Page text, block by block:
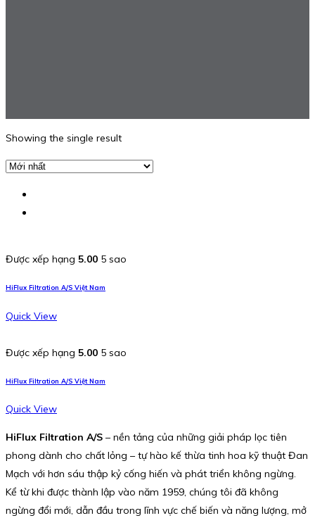
Showing the single result
Được xếp hạng 5.00 5 sao
HiFlux Filtration A/S Việt Nam
Quick View
Được xếp hạng 5.00 5 sao
HiFlux Filtration A/S Việt Nam
Quick View
HiFlux Filtration A/S – nền tảng của những giải pháp lọc tiên
phong dành cho chất lỏng – tự hào kế thừa tinh hoa kỹ thuật Đan
Mạch với hơn sáu thập kỷ cống hiến và phát triển không ngừng.
Kể từ khi được thành lập vào năm 1959, chúng tôi đã không
ngừng đổi mới, dẫn đầu trong lĩnh vực chế biến và năng lượng, mở